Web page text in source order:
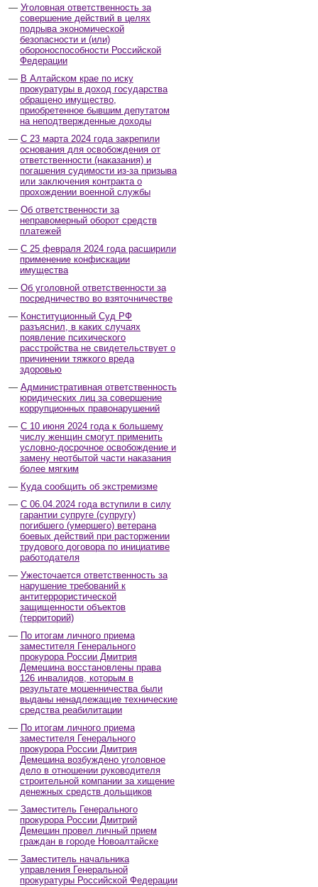
Уголовная ответственность за
совершение действий в целях
подрыва экономической
безопасности и (или)
обороноспособности Российской
Федерации
В Алтайском крае по иску
прокуратуры в доход государства
обращено имущество,
приобретенное бывшим депутатом
на неподтвержденные доходы
С 23 марта 2024 года закрепили
основания для освобождения от
ответственности (наказания) и
погашения судимости из-за призыва
или заключения контракта о
прохождении военной службы
Об ответственности за
неправомерный оборот средств
платежей
С 25 февраля 2024 года расширили
применение конфискации
имущества
Об уголовной ответственности за
посредничество во взяточничестве
Конституционный Суд РФ
разъяснил, в каких случаях
появление психического
расстройства не свидетельствует о
причинении тяжкого вреда
здоровью
Административная ответственность
юридических лиц за совершение
коррупционных правонарушений
С 10 июня 2024 года к большему
числу женщин смогут применить
условно-досрочное освобождение и
замену неотбытой части наказания
более мягким
Куда сообщить об экстремизме
С 06.04.2024 года вступили в силу
гарантии супруге (супругу)
погибшего (умершего) ветерана
боевых действий при расторжении
трудового договора по инициативе
работодателя
Ужесточается ответственность за
нарушение требований к
антитеррористической
защищенности объектов
(территорий)
По итогам личного приема
заместителя Генерального
прокурора России Дмитрия
Демешина восстановлены права
126 инвалидов, которым в
результате мошенничества были
выданы ненадлежащие технические
средства реабилитации
По итогам личного приема
заместителя Генерального
прокурора России Дмитрия
Демешина возбуждено уголовное
дело в отношении руководителя
строительной компании за хищение
денежных средств дольщиков
Заместитель Генерального
прокурора России Дмитрий
Демешин провел личный прием
граждан в городе Новоалтайске
Заместитель начальника
управления Генеральной
прокуратуры Российской Федерации